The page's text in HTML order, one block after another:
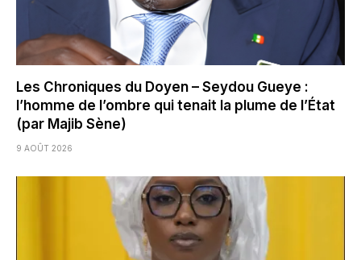
Les Chroniques du Doyen – Seydou Gueye :
l’homme de l’ombre qui tenait la plume de l’État
(par Majib Sène)
9 AOÛT 2026